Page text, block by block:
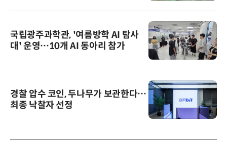
국립광주과학관, '여름방학 AI 탐사
대' 운영…10개 AI 동아리 참가
경찰 압수 코인, 두나무가 보관한다…
최종 낙찰자 선정